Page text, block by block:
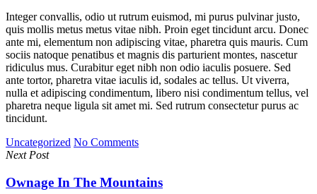
Integer convallis, odio ut rutrum euismod, mi purus pulvinar justo,
quis mollis metus metus vitae nibh. Proin eget tincidunt arcu. Donec
ante mi, elementum non adipiscing vitae, pharetra quis mauris. Cum
sociis natoque penatibus et magnis dis parturient montes, nascetur
ridiculus mus. Curabitur eget nibh non odio iaculis posuere. Sed
ante tortor, pharetra vitae iaculis id, sodales ac tellus. Ut viverra,
nulla et adipiscing condimentum, libero nisi condimentum tellus, vel
pharetra neque ligula sit amet mi. Sed rutrum consectetur purus ac
tincidunt.
Uncategorized No Comments
Next Post
Ownage In The Mountains